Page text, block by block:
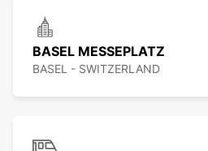
BASEL MESSEPLATZ
BASEL - SWITZERLAND